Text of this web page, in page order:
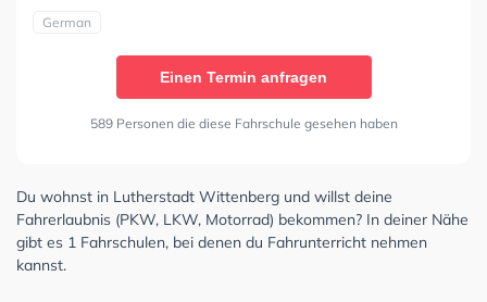
German
Einen Termin anfragen
589 Personen die diese Fahrschule gesehen haben
Du wohnst in Lutherstadt Wittenberg und willst deine
Fahrerlaubnis (PKW, LKW, Motorrad) bekommen? In deiner Nähe
gibt es 1 Fahrschulen, bei denen du Fahrunterricht nehmen
kannst.